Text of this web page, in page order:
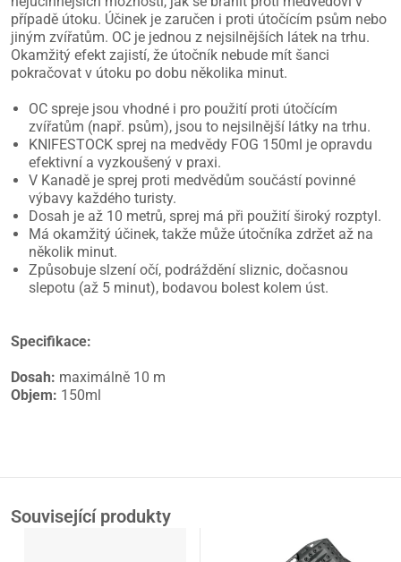
případě útoku. Účinek je zaručen i proti útočícím psům nebo
jiným zvířatům. OC je jednou z nejsilnějších látek na trhu.
Okamžitý efekt zajistí, že útočník nebude mít šanci
pokračovat v útoku po dobu několika minut.
OC spreje jsou vhodné i pro použití proti útočícím
zvířatům (např. psům), jsou to nejsilnější látky na trhu.
KNIFESTOCK sprej na medvědy FOG 150ml je opravdu
efektivní a vyzkoušený v praxi.
V Kanadě je sprej proti medvědům součástí povinné
výbavy každého turisty.
Dosah je až 10 metrů, sprej má při použití široký rozptyl.
Má okamžitý účinek, takže může útočníka zdržet až na
několik minut.
Způsobuje slzení očí, podráždění sliznic, dočasnou
slepotu (až 5 minut), bodavou bolest kolem úst.
Specifikace:
Dosah: maximálně 10 m
Objem: 150ml
Související produkty